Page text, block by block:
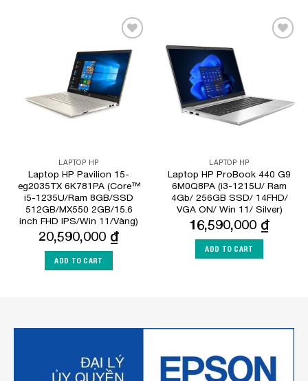
Add to
Wishlist
LAPTOP HP
Laptop HP Pavilion 15-
eg2035TX 6K781PA (Core™
i5-1235U/Ram 8GB/SSD
512GB/MX550 2GB/15.6
inch FHD IPS/Win 11/Vàng)
20,590,000 ₫
ADD TO CART
LAPTOP HP
Laptop HP ProBook 440 G9
6M0Q8PA (i3-1215U/ Ram
4Gb/ 256GB SSD/ 14FHD/
VGA ON/ Win 11/ Silver)
16,590,000 ₫
ADD TO CART